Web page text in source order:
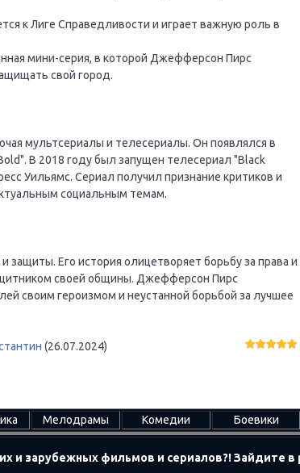
к Лиге Справедливости и играет важную роль в
мини-серия, в которой Джефферсон Пирс
свой город.
мультсериалы и телесериалы. Он появлялся в
В 2018 году был запущен телесериал "Black
Уильямс. Сериал получил признание критиков и
социальным темам.
Его история олицетворяет борьбу за права и
своей общины. Джефферсон Пирс
своим героизмом и неустанной борьбой за лучшее
(26.07.2024)
Мелодрамы Комедии Боевики
и зарубежных фильмов и сериалов?! Зайдите